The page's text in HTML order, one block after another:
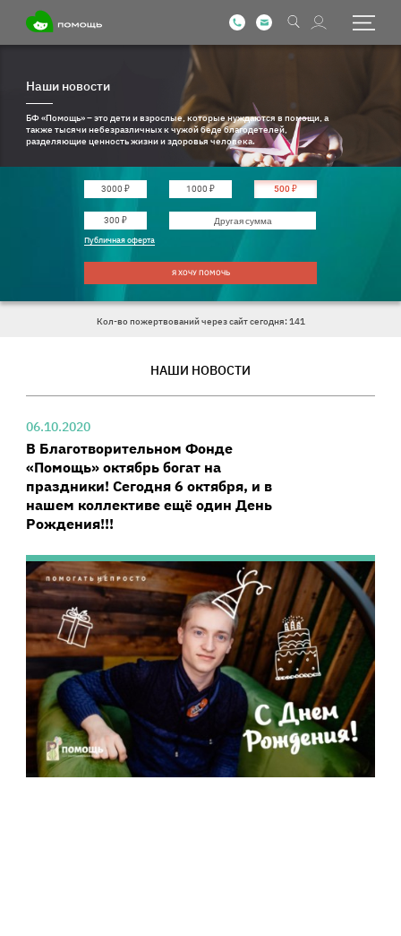
Наши новости
БФ «Помощь» – это дети и взрослые, которые нуждаются в помощи, а
также тысячи небезразличных к чужой беде благодетелей,
разделяющие ценность жизни и здоровья человека.
3000 ₽ 1000 ₽ 500 ₽
300 ₽ Введите другую сумму
Публичная оферта
Я ХОЧУ ПОМОЧЬ
Кол-во пожертвований через сайт сегодня: 141
НАШИ НОВОСТИ
06.10.2020
В Благотворительном Фонде
«Помощь» октябрь богат на
праздники! Сегодня 6 октября, и в
нашем коллективе ещё один День
Рождения!!!